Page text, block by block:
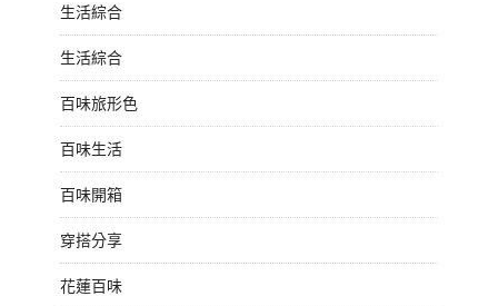
生活綜合
生活綜合
百味旅形色
百味生活
百味開箱
穿搭分享
花蓮百味